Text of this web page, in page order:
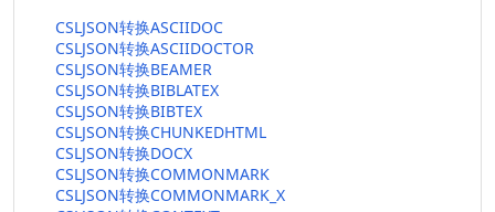
CSLJSON转换ASCIIDOC
CSLJSON转换ASCIIDOCTOR
CSLJSON转换BEAMER
CSLJSON转换BIBLATEX
CSLJSON转换BIBTEX
CSLJSON转换CHUNKEDHTML
CSLJSON转换DOCX
CSLJSON转换COMMONMARK
CSLJSON转换COMMONMARK_X